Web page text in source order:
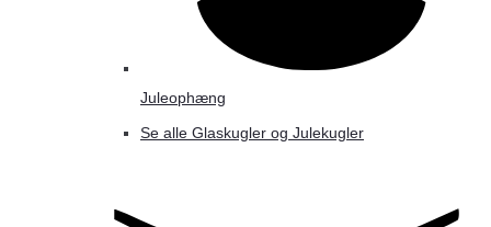
Juleophæng
Se alle Glaskugler og Julekugler